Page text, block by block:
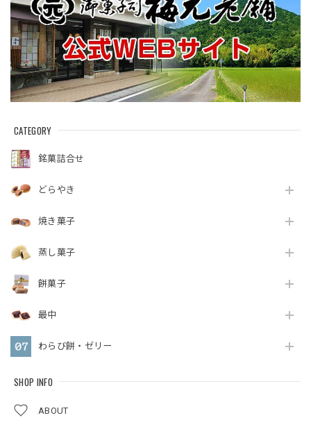
CATEGORY
銘菓詰合せ
どらやき
焼き菓子
蒸し菓子
餅菓子
最中
わらび餅・ゼリー
SHOP INFO
ABOUT